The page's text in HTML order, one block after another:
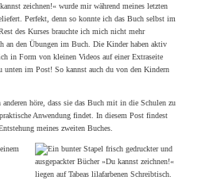
zeichnen!« wurde mir während meines letzten
Perfekt, denn so konnte ich das Buch selbst im
des Kurses brauchte ich mich nicht mehr
an den Übungen im Buch. Die Kinder haben aktiv
in Form von kleinen Videos auf einer Extraseite
im Post! So kannst auch du von den Kindern
höre, dass sie das Buch mit in die Schulen zu
Anwendung findet. In diesem Post findest
meines zweiten Buches.